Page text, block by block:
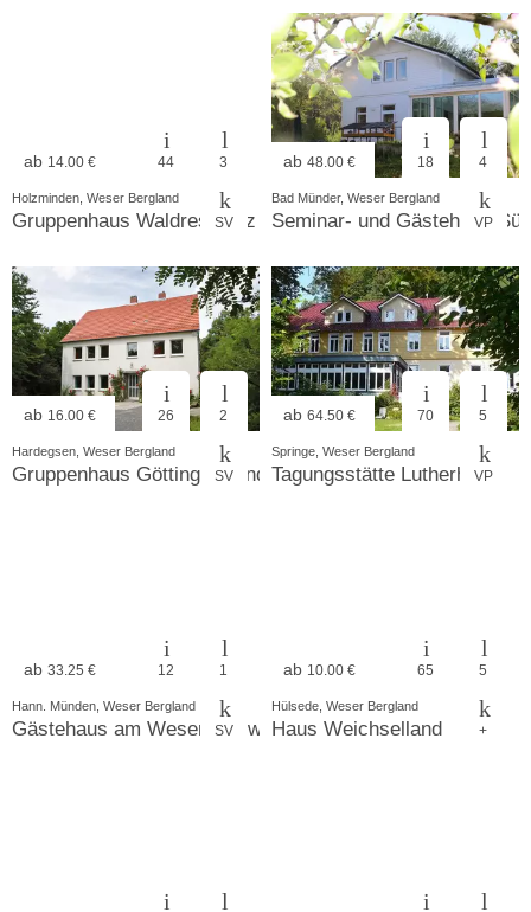
ab 14.00 € 44 3
SV
Holzminden, Weser Bergland
Gruppenhaus Waldresidenz
ab 48.00 € 18 4
VP
Bad Münder, Weser Bergland
Seminar- und Gästehaus
ab 16.00 € 26 2
SV
Hardegsen, Weser Bergland
Gruppenhaus Göttinger Land
ab 64.50 € 70 5
VP
Springe, Weser Bergland
Tagungsstätte Lutherheim
ab 33.25 € 12 1
SV
Hann. Münden, Weser Bergland
Gästehaus am Weser-Radweg Hemeln
ab 10.00 € 65 5
+
Hülsede, Weser Bergland
Haus Weichselland